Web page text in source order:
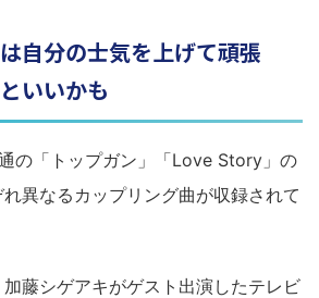
自分の士気を上げて頑張
いいかも
の「トップガン」「Love Story」の
異なるカップリング曲が収録されて
加藤シゲアキがゲスト出演したテレビ